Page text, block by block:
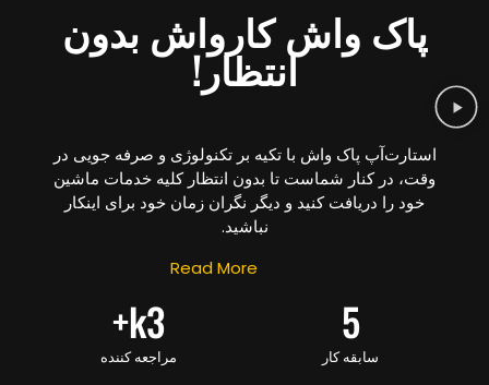
پاک واش کارواش بدون
انتظار!
استارت‌آپ پاک واش با تکیه بر تکنولوژی و صرفه جویی در
وقت، در کنار شماست تا بدون انتظار کلیه خدمات ماشین
خود را دریافت کنید و دیگر نگران زمان خود برای اینکار
نباشید.
Read More
سابقه کار
5
مراجعه کننده
3
k+